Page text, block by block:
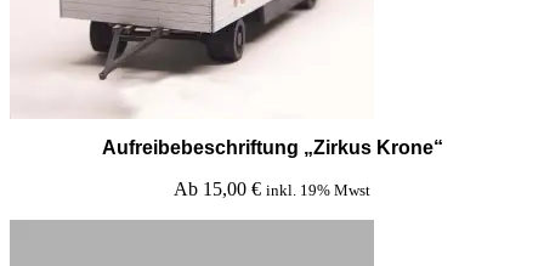
Aufreibebeschriftung „Zirkus Krone“
Ab 15,00 € inkl. 19% Mwst